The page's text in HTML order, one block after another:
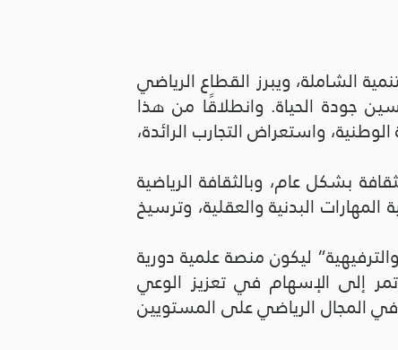
الشاملة، ويبرز القطاع الرياضي
جودة الحياة. وانطلاقًا من هذا
واستعراض التجارب الرائدة،
بشكل عام، وبالثقافة الرياضية
البدنية والعقلية، وترسيخ
ليكون منصة علمية دورية
إلى الإسهام في تعزيز الوعي
في المجال الرياضي على المستويين